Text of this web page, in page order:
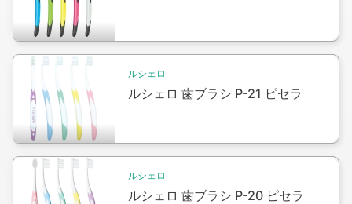
Packshot
ルシェロ
ルシェロ 歯ブラシ P-21 ピセラ
Packshot
ルシェロ
ルシェロ 歯ブラシ P-20 ピセラ